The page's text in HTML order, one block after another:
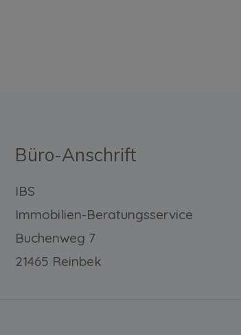
Büro-Anschrift
IBS
Immobilien-Beratungsservice
Buchenweg 7
21465 Reinbek